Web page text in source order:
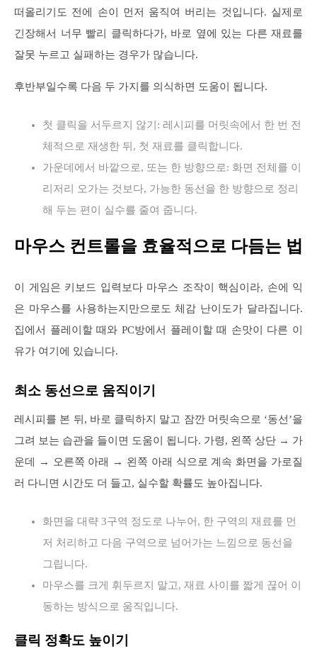
떠올리기도 전에 손이 먼저 움직여 버리는 것입니다. 실제로
긴장해서 너무 빨리 클릭하다가, 바로 옆에 있는 다른 재료를
잘못 누르고 실패하는 경우가 많습니다.
후반부일수록 다음 두 가지를 의식하면 도움이 됩니다.
첫 클릭을 서두르지 않기: 레시피를 머릿속에서 한 번 전
체적으로 재생한 뒤, 첫 재료를 클릭합니다.
가운데에서 바깥으로, 또는 한 방향으로: 화면 전체를 이
리저리 오가는 것보다, 가능한 동선을 한 방향으로 정리
해 두는 편이 실수를 줄여 줍니다.
마우스 컨트롤을 효율적으로 다듬는 법
이 게임은 키보드 입력보다 마우스 조작이 핵심이라, 손에 익
은 마우스를 사용하는지만으로도 체감 난이도가 달라집니다.
집에서 플레이할 때와 PC방에서 플레이할 때 손맛이 다른 이
유가 여기에 있습니다.
최소 동선으로 움직이기
레시피를 본 뒤, 바로 클릭하지 말고 잠깐 머릿속으로 ‘동선’을
그려 보는 습관을 들이면 도움이 됩니다. 가령, 왼쪽 상단 → 가
운데 → 오른쪽 아래 → 왼쪽 아래 식으로 계속 화면을 가로질
러 다니면 시간도 더 들고, 실수할 확률도 높아집니다.
화면을 대략 3구역 정도로 나누어, 한 구역의 재료를 먼
저 처리하고 다음 구역으로 넘어가는 느낌으로 동선을
그립니다.
마우스를 크게 휘두르지 말고, 재료 사이를 짧게 끊어 이
동하는 방식으로 움직입니다.
클릭 정확도 높이기